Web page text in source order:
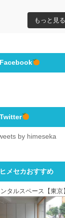
もっと見る
by himeseka
メセカおすすめ
タルスペース【東京